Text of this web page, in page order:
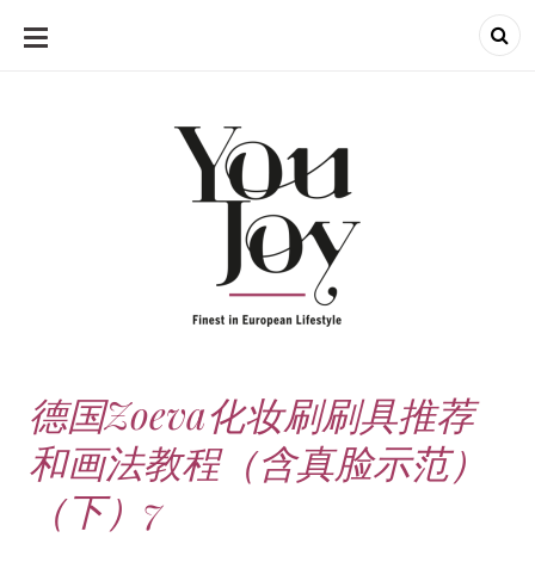
SKIP
德国Zoeva化妆刷刷具推荐
和画法教程（含真脸示范）
（下）7